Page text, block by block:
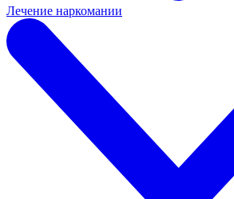
Лечение наркомании